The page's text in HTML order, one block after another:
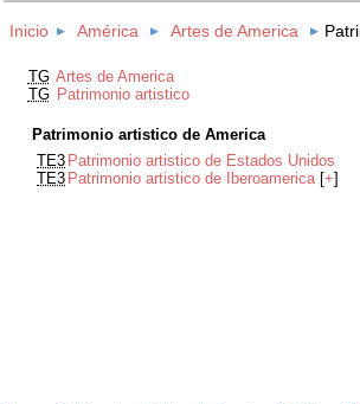
Inicio América Artes de America
TG Artes de America
TG Patrimonio artistico
Patrimonio artistico de America
TE3 Patrimonio artistico de Estados Unidos
TE3 Patrimonio artistico de Iberoamerica [+]